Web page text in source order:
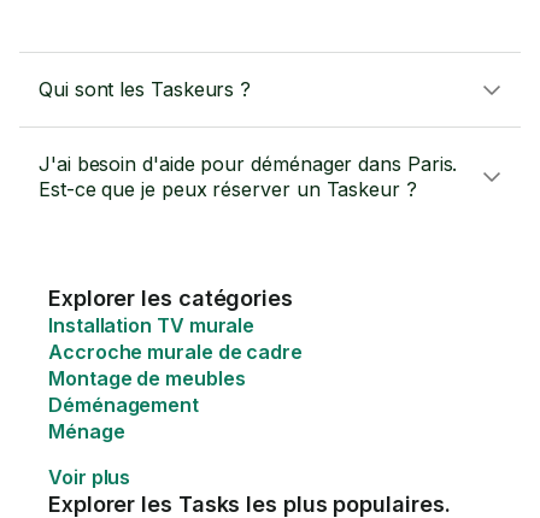
Qui sont les Taskeurs ?
J'ai besoin d'aide pour déménager dans Paris.
Est-ce que je peux réserver un Taskeur ?
Explorer les catégories
Installation TV murale
Accroche murale de cadre
Montage de meubles
Déménagement
Ménage
Voir plus
Explorer les Tasks les plus populaires.